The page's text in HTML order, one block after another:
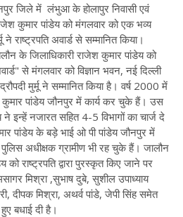
जिले में लंभुआ के होलापुर निवासी एवं
कुमार पांडेय को मंगलवार को एक भव्य
ने राष्ट्रपति अवार्ड से सम्मानित किया।
के जिलाधिकारी राजेश कुमार पांडेय को
से मंगलवार को विज्ञान भवन, नई दिल्ली
मुर्मू ने सम्मानित किया है। वर्ष 2000 में
पांडेय जौनपुर में कार्य कर चुके हैं। उस
इन्हें नजारत सहित 4-5 विभागों का चार्ज दे
पांडेय के बड़े भाई ओ पी पांडेय जौनपुर में
अधीक्षक ग्रामीण भी रह चुके हैं। जालौन
राष्ट्रपति द्वारा पुरस्कृत किए जाने पर
मिश्रा ,सुभाष दुबे, सुशील उपाध्याय
दीपक मिश्रा, अथर्व पांडे, जेपी सिंह समेत
बधाई दी है।